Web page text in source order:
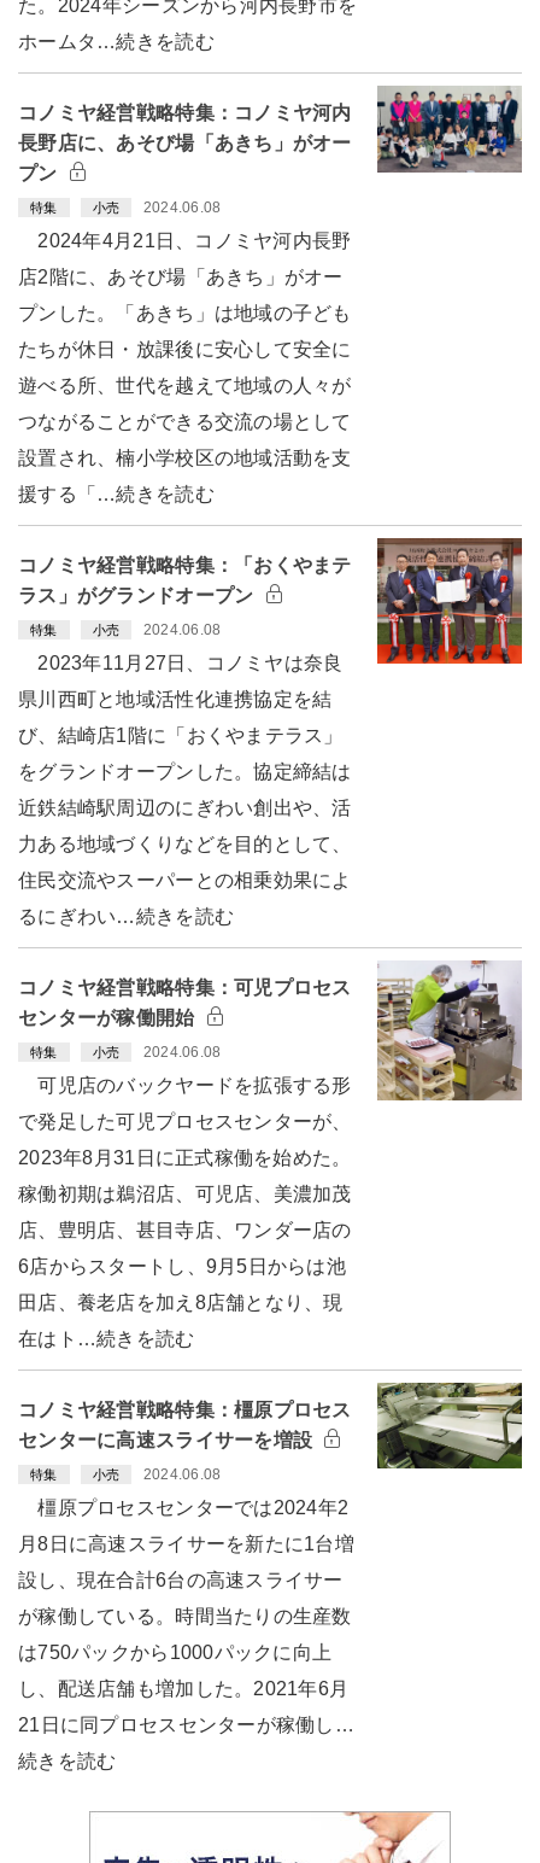
た。2024年シーズンから河内長野市を
ホームタ…続きを読む
コノミヤ経営戦略特集：コノミヤ河内
長野店に、あそび場「あきち」がオー
プン
特集 小売 2024.06.08
2024年4月21日、コノミヤ河内長野
店2階に、あそび場「あきち」がオー
プンした。「あきち」は地域の子ども
たちが休日・放課後に安心して安全に
遊べる所、世代を越えて地域の人々が
つながることができる交流の場として
設置され、楠小学校区の地域活動を支
援する「…続きを読む
コノミヤ経営戦略特集：「おくやまテ
ラス」がグランドオープン
特集 小売 2024.06.08
2023年11月27日、コノミヤは奈良
県川西町と地域活性化連携協定を結
び、結崎店1階に「おくやまテラス」
をグランドオープンした。協定締結は
近鉄結崎駅周辺のにぎわい創出や、活
力ある地域づくりなどを目的として、
住民交流やスーパーとの相乗効果によ
るにぎわい…続きを読む
コノミヤ経営戦略特集：可児プロセス
センターが稼働開始
特集 小売 2024.06.08
可児店のバックヤードを拡張する形
で発足した可児プロセスセンターが、
2023年8月31日に正式稼働を始めた。
稼働初期は鵜沼店、可児店、美濃加茂
店、豊明店、甚目寺店、ワンダー店の
6店からスタートし、9月5日からは池
田店、養老店を加え8店舗となり、現
在はト…続きを読む
コノミヤ経営戦略特集：橿原プロセス
センターに高速スライサーを増設
特集 小売 2024.06.08
橿原プロセスセンターでは2024年2
月8日に高速スライサーを新たに1台増
設し、現在合計6台の高速スライサー
が稼働している。時間当たりの生産数
は750パックから1000パックに向上
し、配送店舗も増加した。2021年6月
21日に同プロセスセンターが稼働し…
続きを読む